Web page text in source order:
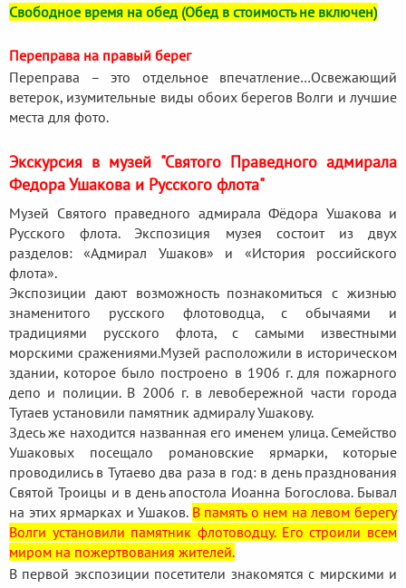
Свободное время на обед (Обед в стоимость не включен)
Переправа на правый берег
Переправа – это отдельное впечатление…Освежающий
ветерок, изумительные виды обоих берегов Волги и лучшие
места для фото.
Экскурсия в музей "Святого Праведного адмирала
Федора Ушакова и Русского флота"
Музей Святого праведного адмирала Фёдора Ушакова и
Русского флота. Экспозиция музея состоит из двух
разделов: «Адмирал Ушаков» и «История российского
флота».
Экспозиции дают возможность познакомиться с жизнью
знаменитого русского флотоводца, с обычаями и
традициями русского флота, с самыми известными
морскими сражениями.Музей расположили в историческом
здании, которое было построено в 1906 г. для пожарного
депо и полиции. В 2006 г. в левобережной части города
Тутаев установили памятник адмиралу Ушакову.
Здесь же находится названная его именем улица. Семейство
Ушаковых посещало романовские ярмарки, которые
проводились в Тутаево два раза в год: в день празднования
Святой Троицы и в день апостола Иоанна Богослова. Бывал
на этих ярмарках и Ушаков. В память о нем на левом берегу
Волги установили памятник флотоводцу. Его строили всем
миром на пожертвования жителей.
В первой экспозиции посетители знакомятся с мирскими и